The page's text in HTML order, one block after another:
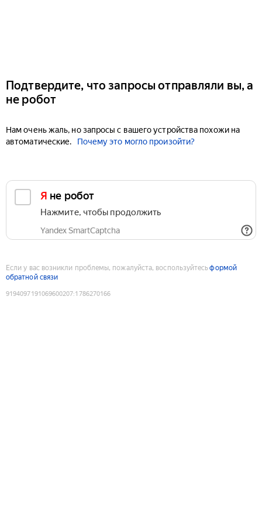
Подтвердите, что запросы отправляли вы, а
не робот
Нам очень жаль, но запросы с вашего устройства похожи на
автоматические.
Почему это могло произойти?
Я не робот
Нажмите, чтобы продолжить
Yandex SmartCaptcha
Если у вас возникли проблемы, пожалуйста, воспользуйтесьформой
обратной связи
9194097191069600207:1786270166